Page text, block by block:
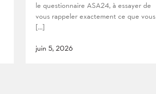
le questionnaire ASA24, à essayer de
vous rappeler exactement ce que vous
[…]
juin 5, 2026